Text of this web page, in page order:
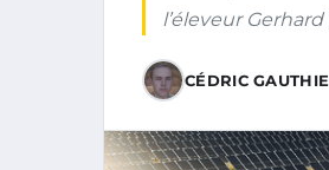
l’éleveur Gerhard
CÉDRIC